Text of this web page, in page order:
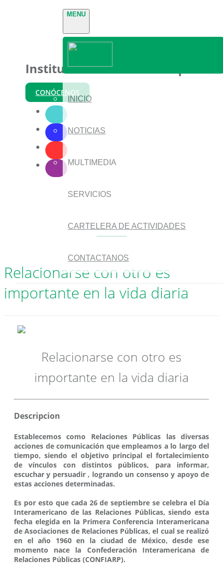
MENU
INICIO
NOTICIAS
MULTIMEDIA
SERVICIOS
CARTELERA DE ACTIVIDADES
CONTACTANOS
Instituto Nacional de Parques
CONÓCENOS
Relacionarse con otro es
importante en la vida diaria
Relacionarse con otro es
importante en la vida diaria
Descripcion
Establecemos como Relaciones Públicas las diversas
acciones de comunicación que empleamos a lo largo del
tiempo, siendo el objetivo principal el fortalecimiento
de vínculos con distintos públicos, para informar,
escuchar y persuadir , logrando un consenso y apoyo de
estas acciones determinadas.
Es por esto que cada 26 de septiembre se celebra el Día
Interamericano de las Relaciones Públicas, siendo esta
fecha elegida en la Primera Conferencia Interamericana
de Asociaciones de Relaciones Públicas, el cual se realizó
en el año 1960 en la ciudad de México, desde ese
momento nace la Confederación Interamericana de
Relaciones Públicas (CONFIARP).